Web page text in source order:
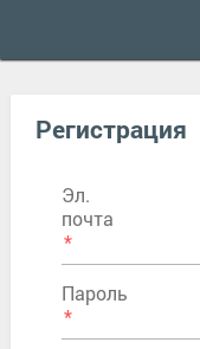
Регистрация
Эл.
почта
Пароль